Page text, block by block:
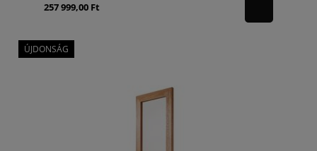
257 999,00 Ft
ÚJDONSÁG